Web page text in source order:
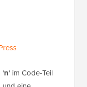
'n' im Code-Teil